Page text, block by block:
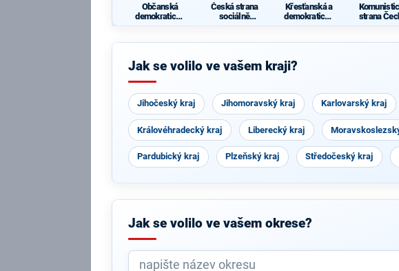
Občanská
demokratická
Česká strana
sociálně
Křesťanská a
demokratická
ká strana
strana
Jak se volilo ve vašem kraji?
Jihočeský kraj Jihomoravský kraj Karlovarský kraj
Královéhradecký kraj Liberecký kraj
Pardubický kraj Plzeňský kraj Středočeský kraj
Jak se volilo ve vašem okrese?